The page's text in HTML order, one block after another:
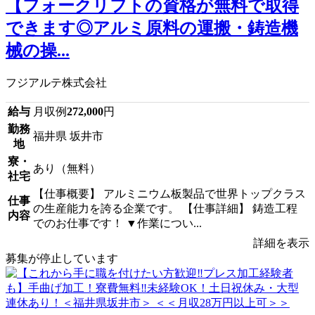
【フォークリフトの資格が無料で取得
できます◎アルミ原料の運搬・鋳造機
械の操...
フジアルテ株式会社
給与 月収例272,000円
勤務
地
福井県 坂井市
寮・
社宅
あり（無料）
仕事
内容
【仕事概要】 アルミニウム板製品で世界トップクラス
の生産能力を誇る企業です。 【仕事詳細】 鋳造工程
でのお仕事です！ ▼作業につい...
詳細を表示
募集が停止しています